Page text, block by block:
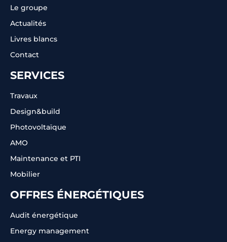
Le groupe
Actualités
Livres blancs
Contact
SERVICES
Travaux
Design&build
Photovoltaïque
AMO
Maintenance et PTI
Mobilier
OFFRES ÉNERGÉTIQUES
Audit énergétique
Energy management